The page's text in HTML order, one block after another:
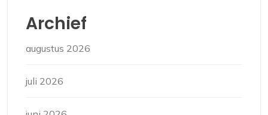
Archief
augustus 2026
juli 2026